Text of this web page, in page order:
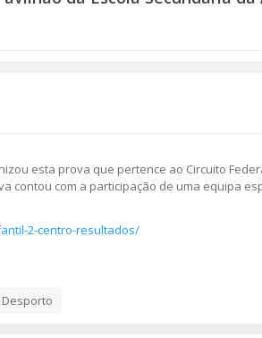
esta prova que pertence ao Circuito
contou com a participação de uma equipa
2-centro-resultados/
Desporto